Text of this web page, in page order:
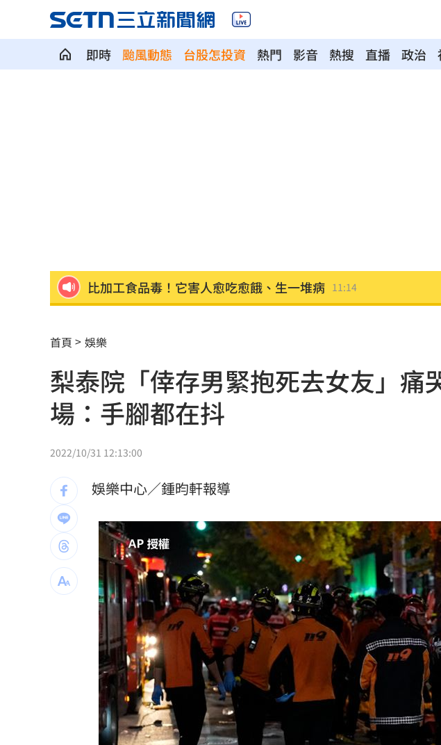
即時 颱風動態 台股怎投資 熱門 影音 熱搜 直播 政治
原民抗議傅崐萁被架走 4小黨要求究責 11:10
專家：「這裡」有機會單獨發白海豚陸警
印度男來台觀光又偷又騙…把全聯當提款機 11:06
白海豚暴風侵襲率北北基破4成！1縣市60％
來台搭北捷偷卡盜刷！港男撈百萬準備買房
傳陸客在港投保收益需繳稅 保險股衝擊
Google傳說級工程師離職！股價應聲暴跌4% 11:01
巴紐要關台灣駐處！專家：擴大對中合作 10:58
白海豚「這時」最靠近台灣！今起天氣變了 10:57
蕭敬騰日料店遇惡房東！強制18天內搬走 10:53
昆億生物登創櫃板 靠黑水虻變黃金
白海豚路徑再變 吳聖宇：離台灣又更近了 10:52
台灣彩券開獎直播中 20:31
首頁 娛樂
梨泰院「倖存男緊抱死去女友」痛
場：手腳都在抖
2022/10/31 12:13:00
娛樂中心／鍾昀軒報導